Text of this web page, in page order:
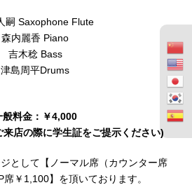
嗣 Saxophone Flute
森内麗香 Piano
吉木稔 Bass
津島周平Drums
般料金：￥4,000
店の際に学生証をご提示ください)
として【ノーマル席（カウンター席
￥1,100】を頂いております。